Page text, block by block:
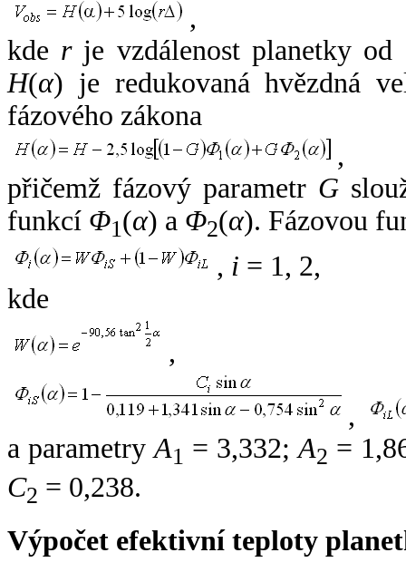
,
kde rje vzdálenost planetky od
H(α) je redukovaná hvězdná
fázového zákona
,
přičemž fázový parametr G
funkcí Φ1(α) a Φ2(α). Fázovou
, i = 1, 2,
kde
,
,
a parametryA1 = 3,332;A2 =
C2 = 0,238.
Výpočet efektivní teploty